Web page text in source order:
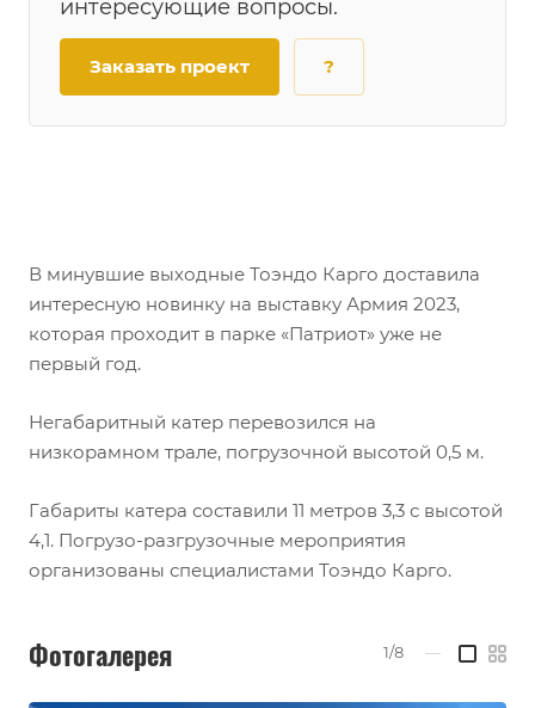
интересующие вопросы.
Заказать проект ?
В минувшие выходные Тоэндо Карго доставила
интересную новинку на выставку Армия 2023,
которая проходит в парке «Патриот» уже не
первый год.
Негабаритный катер перевозился на
низкорамном трале, погрузочной высотой 0,5 м.
Габариты катера составили 11 метров 3,3 с высотой
4,1. Погрузо-разгрузочные мероприятия
организованы специалистами Тоэндо Карго.
Фотогалерея 1/8 —